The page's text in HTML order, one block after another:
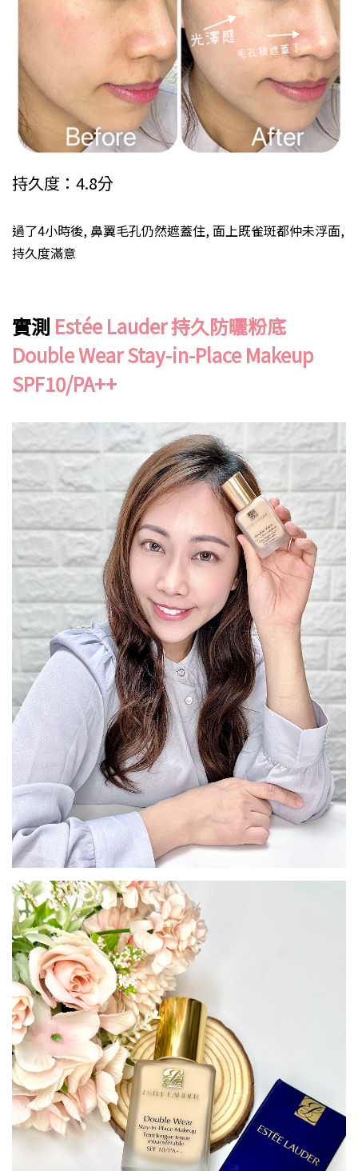
持久度：4.8分
過了4小時後, 鼻翼毛孔仍然遮蓋住, 面上既雀斑都仲未浮面,
持久度滿意
實測 Estée Lauder 持久防曬粉底
Double Wear Stay-in-Place Makeup
SPF10/PA++